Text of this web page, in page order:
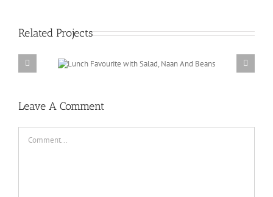
Related Projects
Fruit Platter with Banana, Mango, Berries
Leave A Comment